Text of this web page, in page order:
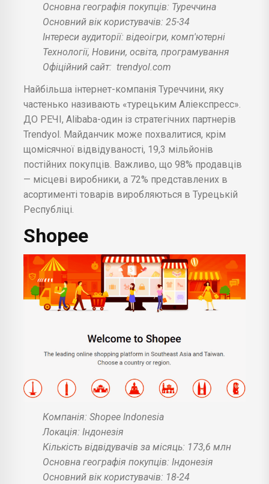
Основна географія покупців: Туреччина
Основний вік користувачів: 25-34
Інтереси аудиторії: відеоігри, комп'ютерні
Технології, Новини, освіта, програмування
Офіційний сайт: trendyol.com
Найбільша інтернет-компанія Туреччини, яку
частенько називають «турецьким Аліекспресс».
ДО РЕЧІ, Alibaba-один із стратегічних партнерів
Trendyol. Майданчик може похвалитися, крім
щомісячної відвідуваності, 19,3 мільйонів
постійних покупців. Важливо, що 98% продавців
— місцеві виробники, а 72% представлених в
асортименті товарів виробляються в Турецькій
Республіці.
Shopee
Компанія: Shopee Indonesia
Локація: Індонезія
Кількість відвідувачів за місяць: 173,6 млн
Основна географія покупців: Індонезія
Основний вік користувачів: 18-24